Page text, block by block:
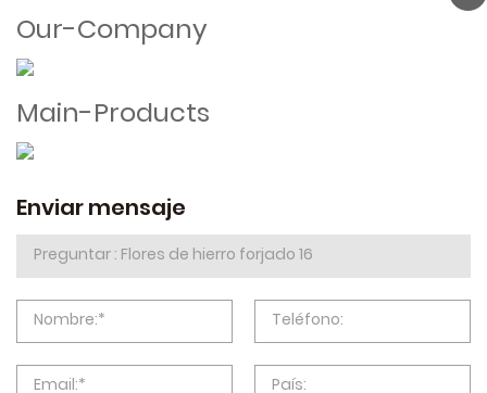
Our-Company
Main-Products
Enviar mensaje